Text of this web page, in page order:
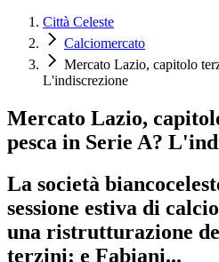
Città Celeste
Calciomercato
Mercato Lazio, capitolo
L'indiscrezione
Mercato Lazio,
pesca in Serie A?
La società
sessione estiva di
una ristrutturazione
terzini: e Fabiani...